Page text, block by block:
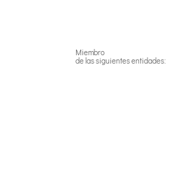
Miembro
de las siguientes entidades: